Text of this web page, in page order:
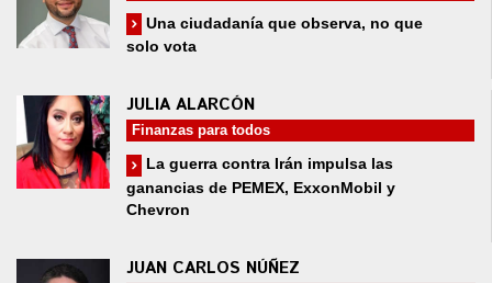
Una ciudadanía que observa, no que
solo vota
JULIA ALARCÓN
Finanzas para todos
La guerra contra Irán impulsa las
ganancias de PEMEX, ExxonMobil y
Chevron
JUAN CARLOS NÚÑEZ